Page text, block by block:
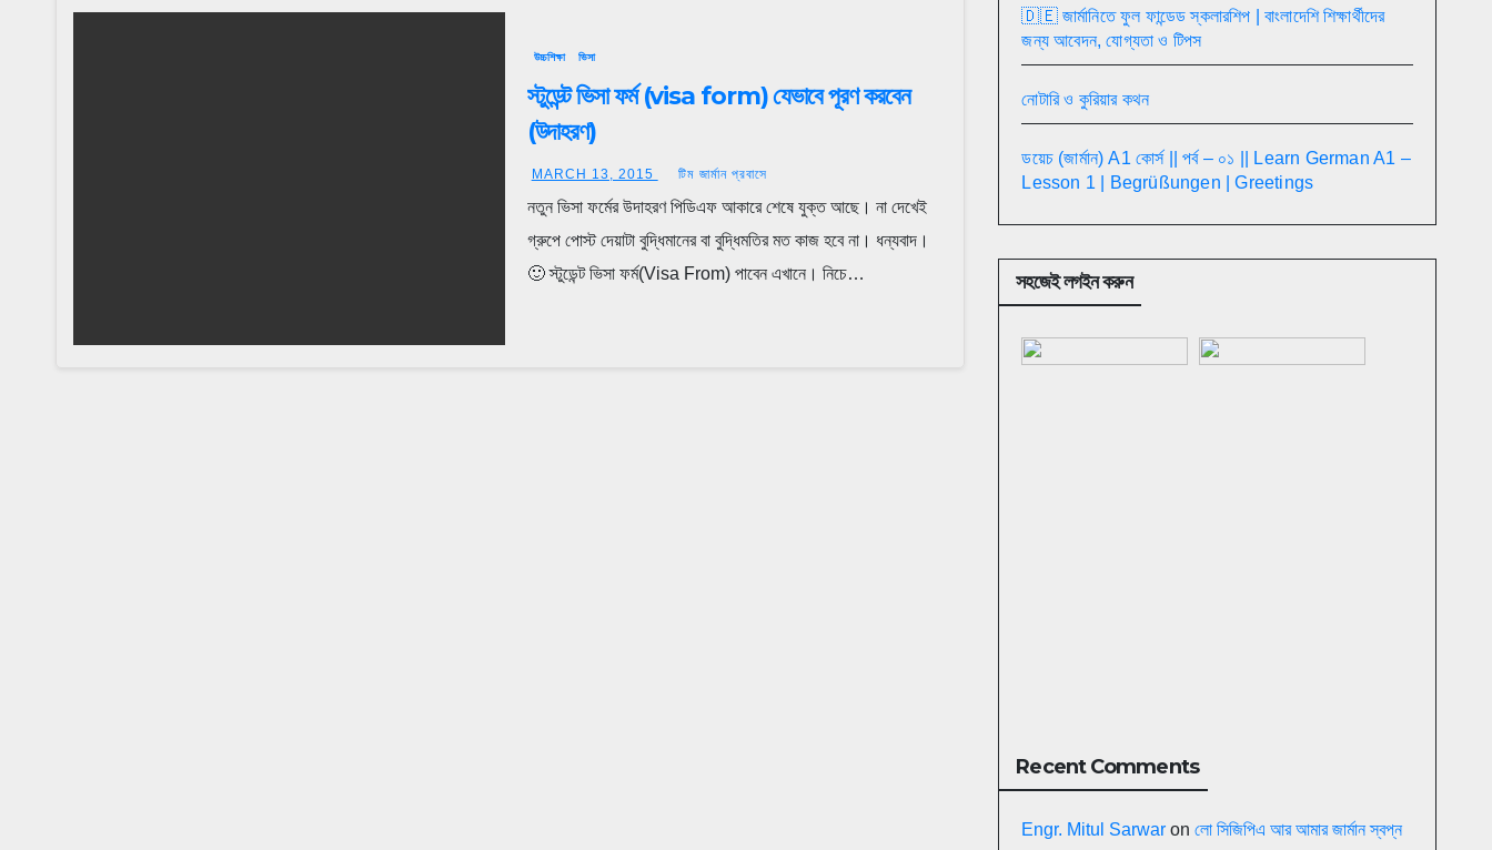
উচ্চশিক্ষা ভিসা
স্টুডেন্ট ভিসা ফর্ম (visa form) যেভাবে পূরণ করবেন
(উদাহরণ)
MARCH 13, 2015 টিম জার্মান প্রবাসে
নতুন ভিসা ফর্মের উদাহরণ পিডিএফ আকারে শেষে যুক্ত আছে। না দেখেই
গ্রুপে পোস্ট দেয়াটা বুদ্ধিমানের বা বুদ্ধিমতির মত কাজ হবে না। ধন্যবাদ।
🙂 স্টুডেন্ট ভিসা ফর্ম(Visa From) পাবেন এখানে। নিচে…
🇩🇪 জার্মানিতে ফুল ফান্ডেড স্কলারশিপ | বাংলাদেশি শিক্ষার্থীদের
জন্য আবেদন, যোগ্যতা ও টিপস
নোটারি ও কুরিয়ার কথন
ডয়েচ (জার্মান) A1 কোর্স || পর্ব – ০১ || Learn German A1 –
Lesson 1 | Begrüßungen | Greetings
সহজেই লগইন করুন
Recent Comments
Engr. Mitul Sarwar onলো সিজিপিএ আর আমার জার্মান স্বপ্ন